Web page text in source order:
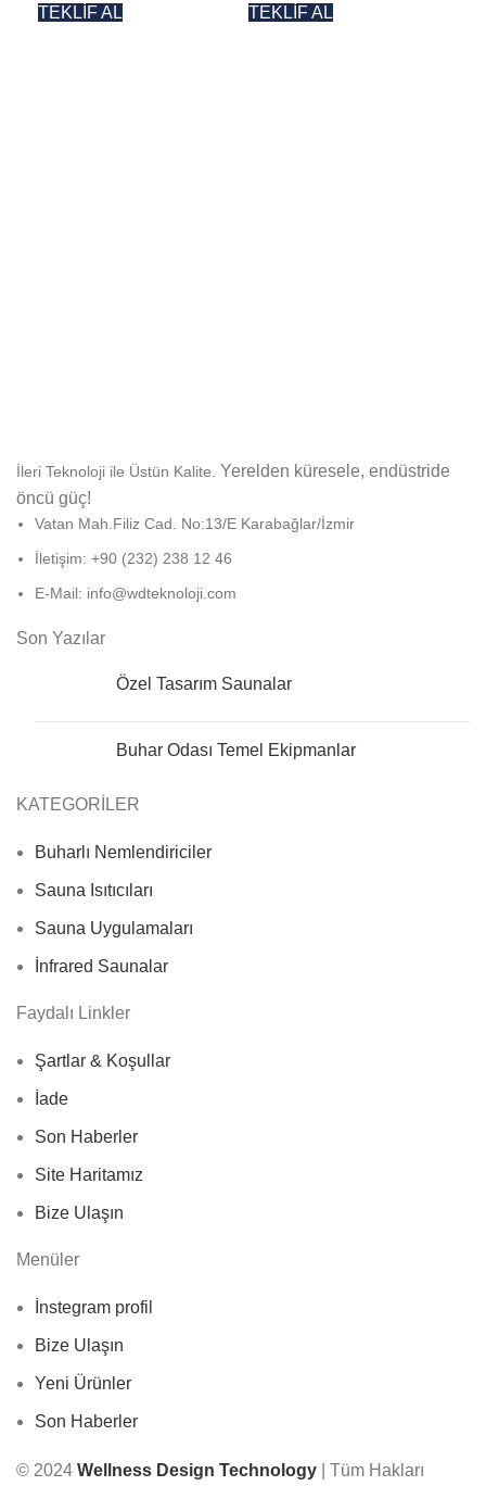
TEKLİF AL
TEKLİF AL
İleri Teknoloji ile Üstün Kalite. Yerelden küresele, endüstride
öncü güç!
Vatan Mah.Filiz Cad. No:13/E Karabağlar/İzmir
İletişim: +90 (232) 238 12 46
E-Mail: info@wdteknoloji.com
Son Yazılar
Özel Tasarım Saunalar
Buhar Odası Temel Ekipmanlar
KATEGORİLER
Buharlı Nemlendiriciler
Sauna Isıtıcıları
Sauna Uygulamaları
İnfrared Saunalar
Faydalı Linkler
Şartlar & Koşullar
İade
Son Haberler
Site Haritamız
Bize Ulaşın
Menüler
İnstegram profil
Bize Ulaşın
Yeni Ürünler
Son Haberler
© 2024 Wellness Design Technology | Tüm Hakları